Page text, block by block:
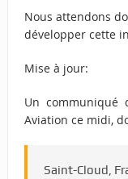
Nous attendons
développer cette
Mise à jour:
Un communiqué
Aviation ce midi,
Saint-Cloud,